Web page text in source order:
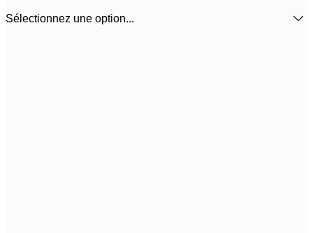
Sélectionnez une option...